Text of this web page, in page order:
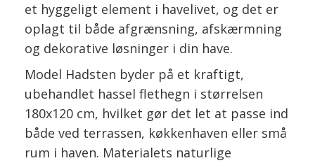
et hyggeligt element i havelivet, og det er
oplagt til både afgrænsning, afskærmning
og dekorative løsninger i din have.
Model Hadsten byder på et kraftigt,
ubehandlet hassel flethegn i størrelsen
180x120 cm, hvilket gør det let at passe ind
både ved terrassen, køkkenhaven eller små
rum i haven. Materialets naturlige